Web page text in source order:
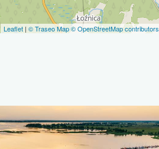
Leaflet | © Traseo Map© OpenStreetMap contributors